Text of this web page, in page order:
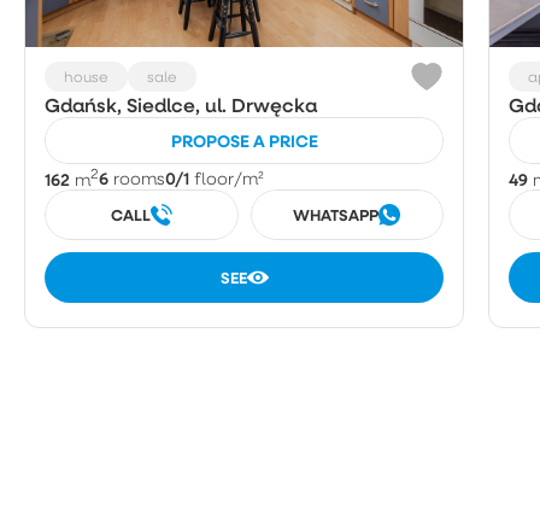
house sale
Gdańsk, Siedlce, ul. Drwęcka
PROPOSE A PRICE
162 m26 rooms0/1 floor/m²
CALL WHATSAPP
SEE
49